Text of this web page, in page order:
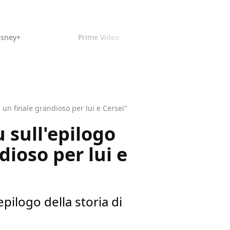
Prime Video
finale grandioso per lui e Cersei"
sull'epilogo
per lui e
della storia di